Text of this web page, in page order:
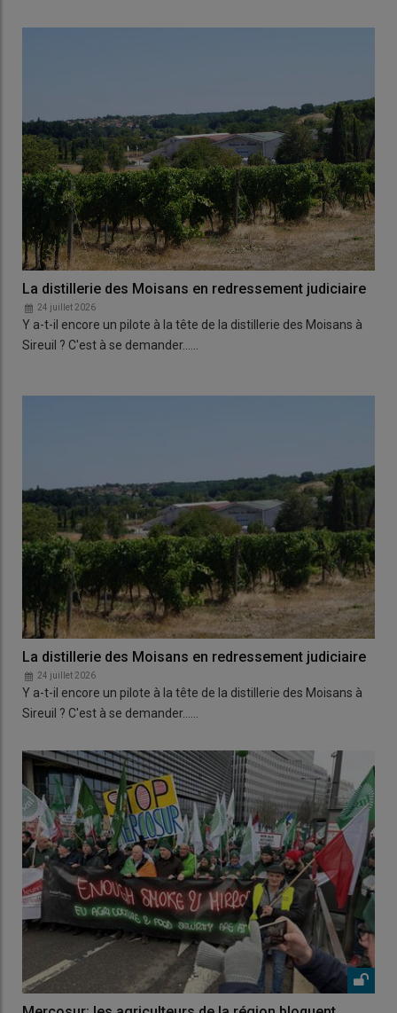
La distillerie des Moisans en redressement judiciaire
24 juillet 2026
Y a-t-il encore un pilote à la tête de la distillerie des Moisans à
Sireuil ? C'est à se demander...…
La distillerie des Moisans en redressement judiciaire
24 juillet 2026
Y a-t-il encore un pilote à la tête de la distillerie des Moisans à
Sireuil ? C'est à se demander...…